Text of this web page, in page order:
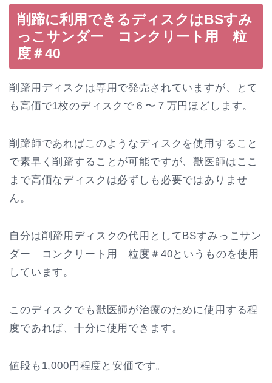
削蹄に利用できるディスクはBSすみ
っこサンダー コンクリート用 粒
度＃40
削蹄用ディスクは専用で発売されていますが、とて
も高価で1枚のディスクで６〜７万円ほどします。
削蹄師であればこのようなディスクを使用すること
で素早く削蹄することが可能ですが、獣医師はここ
まで高価なディスクは必ずしも必要ではありませ
ん。
自分は削蹄用ディスクの代用としてBSすみっこサン
ダー コンクリート用 粒度＃40というものを使用
しています。
このディスクでも獣医師が治療のために使用する程
度であれば、十分に使用できます。
値段も1,000円程度と安価です。